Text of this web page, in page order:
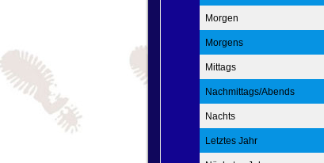
Morgen
Morgens
Mittags
Nachmittags/Abends
Nachts
Letztes Jahr